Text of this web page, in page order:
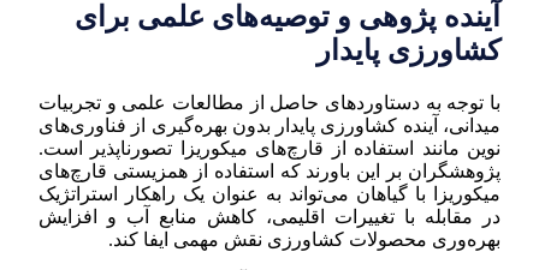
آینده پژوهی و توصیه‌های علمی برای
کشاورزی پایدار
با توجه به دستاوردهای حاصل از مطالعات علمی و تجربیات
میدانی، آینده کشاورزی پایدار بدون بهره‌گیری از فناوری‌های
نوین مانند استفاده از قارچ‌های میکوریزا تصورناپذیر است.
پژوهشگران بر این باورند که استفاده از همزیستی قارچ‌های
میکوریزا با گیاهان می‌تواند به عنوان یک راهکار استراتژیک
در مقابله با تغییرات اقلیمی، کاهش منابع آب و افزایش
بهره‌وری محصولات کشاورزی نقش مهمی ایفا کند.